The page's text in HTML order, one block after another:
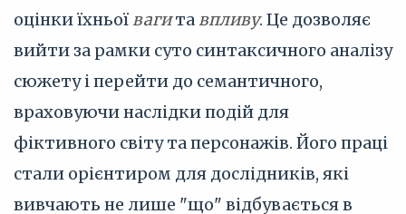
оцінки їхньоївагитавпливу. Це дозволяє
вийти за рамки суто синтаксичного аналізу
сюжету і перейти до семантичного,
враховуючи наслідки подій для
фіктивного світу та персонажів. Його праці
стали орієнтиром для дослідників, які
вивчають не лише "що" відбувається в